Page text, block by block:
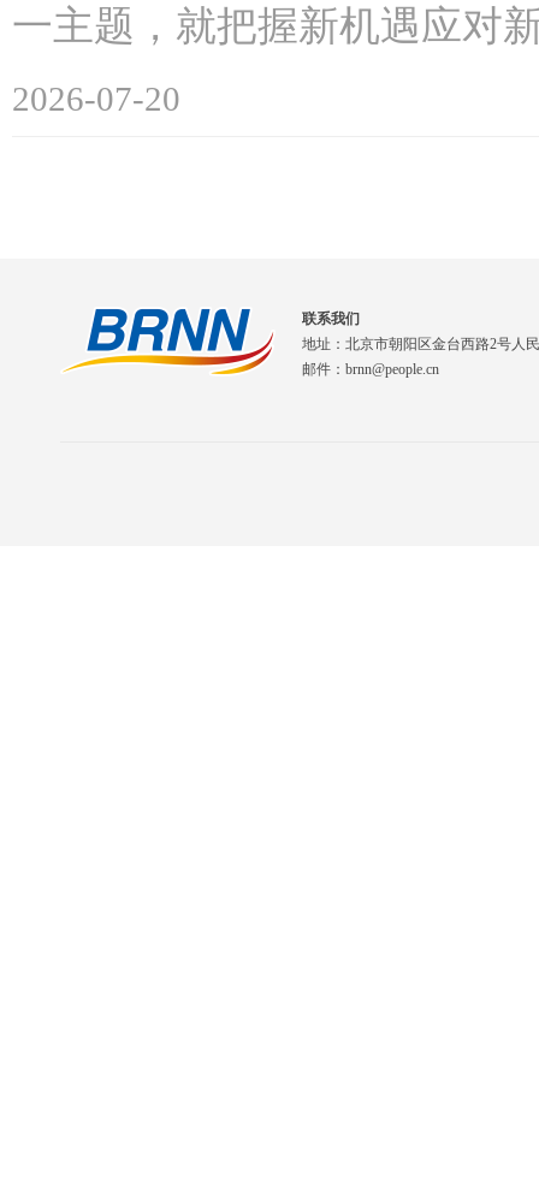
一主题，就把握新机遇应对
2026-07-20
联系我们
地址：北京市朝阳区金台西路2号人
邮件：brnn@people.cn